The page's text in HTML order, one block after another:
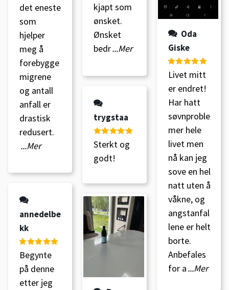
kjapt som
ønsket.
Ønsket
bedr...Mer
det eneste
som
hjelper
meg å
forebygge
migrene
og antall
anfall er
drastisk
redusert.
...Mer
Giske
Vurdert5av
Livet mitt
er endret!
Har hatt
søvnproble
mer hele
livet men
nå kan jeg
sove en hel
natt uten å
våkne, og
angstanfal
lene er helt
borte.
Anbefales
for a...Mer
trygstaa
Vurdert5 av
Sterkt og
godt!
annedelbe
kk
Vurdert 5av
Begynte
på denne
etter jeg